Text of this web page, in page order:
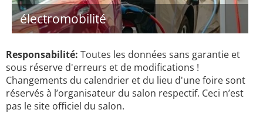
électromobilité
Responsabilité: Toutes les données sans garantie et
sous réserve d'erreurs et de modifications !
Changements du calendrier et du lieu d'une foire sont
réservés à l’organisateur du salon respectif. Ceci n’est
pas le site officiel du salon.